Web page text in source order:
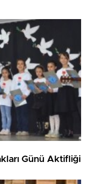
Günü Aktifliği